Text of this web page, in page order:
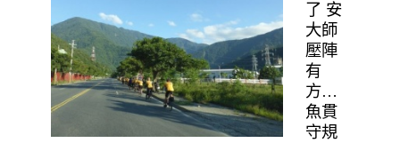
了 安
大師
壓陣
有
方…
魚貫
守規